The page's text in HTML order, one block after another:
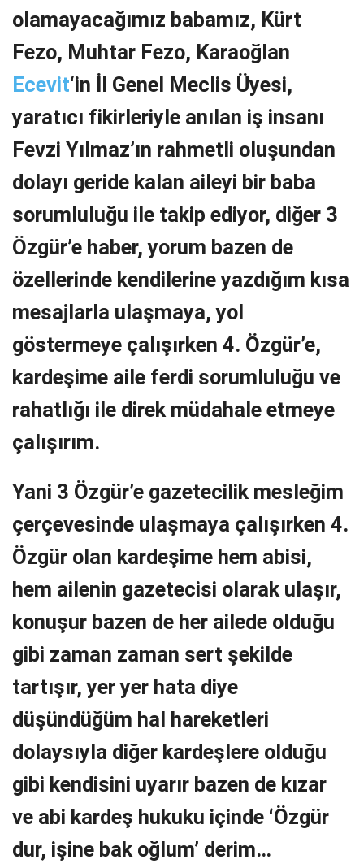
olamayacağımız babamız, Kürt
Fezo, Muhtar Fezo, Karaoğlan
Ecevit‘in İl Genel Meclis Üyesi,
yaratıcı fikirleriyle anılan iş insanı
Fevzi Yılmaz’ın rahmetli oluşundan
dolayı geride kalan aileyi bir baba
sorumluluğu ile takip ediyor, diğer 3
Özgür’e haber, yorum bazen de
özellerinde kendilerine yazdığım kısa
mesajlarla ulaşmaya, yol
göstermeye çalışırken 4. Özgür’e,
kardeşime aile ferdi sorumluluğu ve
rahatlığı ile direk müdahale etmeye
çalışırım.
Yani 3 Özgür’e gazetecilik mesleğim
çerçevesinde ulaşmaya çalışırken 4.
Özgür olan kardeşime hem abisi,
hem ailenin gazetecisi olarak ulaşır,
konuşur bazen de her ailede olduğu
gibi zaman zaman sert şekilde
tartışır, yer yer hata diye
düşündüğüm hal hareketleri
dolaysıyla diğer kardeşlere olduğu
gibi kendisini uyarır bazen de kızar
ve abi kardeş hukuku içinde ‘Özgür
dur, işine bak oğlum’ derim…